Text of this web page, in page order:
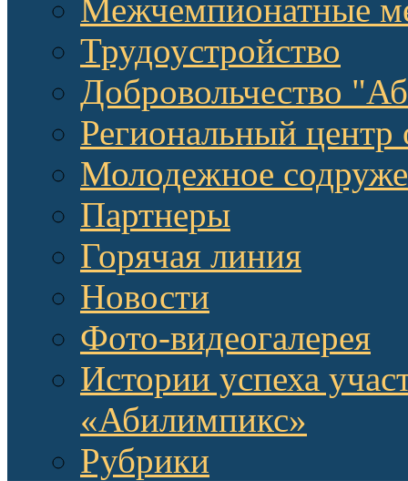
Межчемпионатные
Трудоустройство
Добровольчество
Региональный центр
Молодежное
Партнеры
Горячая линия
Новости
Фото-видеогалерея
Истории успеха
«Абилимпикс»
Рубрики